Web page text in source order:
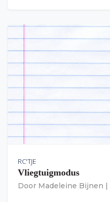
RC'TJE
Vliegtuigmodus
Door Madeleine Bijnen